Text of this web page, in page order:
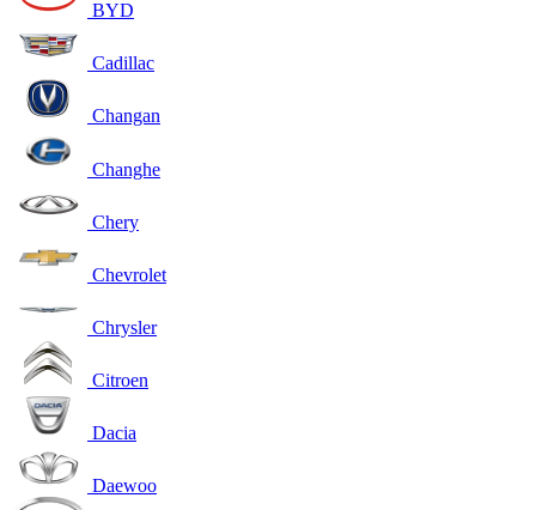
BYD
Cadillac
Changan
Changhe
Chery
Chevrolet
Chrysler
Citroen
Dacia
Daewoo